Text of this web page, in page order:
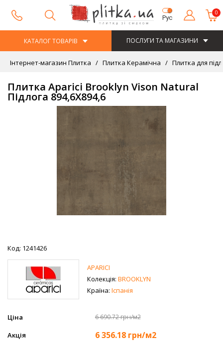
Рус
0
КАТАЛОГ ТОВАРІВ ПОСЛУГИ ТА МАГАЗИНИ
Інтернет-магазин Плитка Плитка Керамічна Плитка для
Плитка Aparici Brooklyn Vison Natural
Підлога 894,6Х894,6
Код: 1241426
APARICI
Колекція: BROOKLYN
Країна: Іспанія
Ціна 6 690.72 грн/м2
Акція 6 356.18грн/м2